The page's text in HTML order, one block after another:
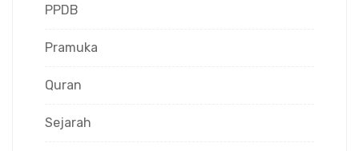
PPDB
Pramuka
Quran
Sejarah